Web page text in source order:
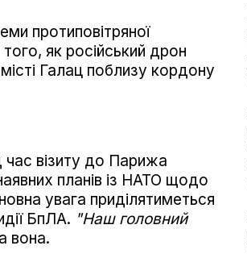
протиповітряної
як російський дрон
Галац поблизу кордону
час візиту до Парижа
планів із НАТО щодо
увага приділятиметься
БпЛА. "Наш головний
вона.